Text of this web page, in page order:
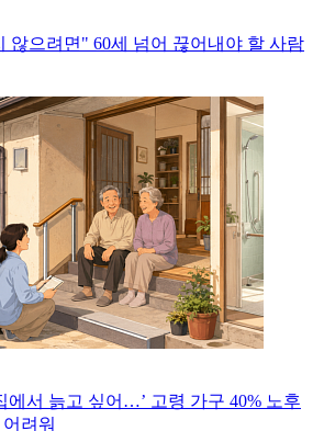
않으려면" 60세 넘어 끊어내야 할 사람
에서 늙고 싶어…’ 고령 가구 40% 노후
려워